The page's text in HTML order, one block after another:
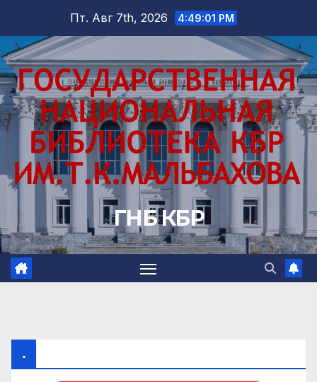
содержимому
Пт. Авг 7th, 2026 4:49:03 PM
ГНБ КБР
.